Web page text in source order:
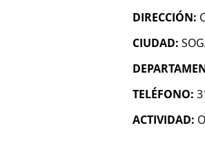
DIRECCIÓN:
CIUDAD:
TELÉFONO:
ACTIVIDAD: